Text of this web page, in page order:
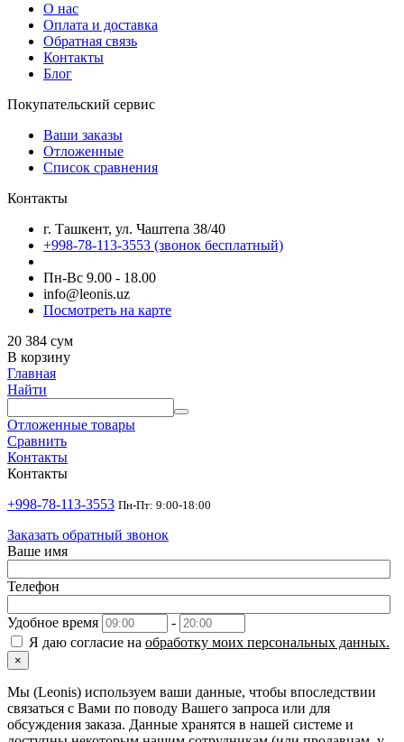
О нас
Оплата и доставка
Обратная связь
Контакты
Блог
Покупательский сервис
Ваши заказы
Отложенные
Список сравнения
Контакты
г. Ташкент, ул. Чаштепа 38/40
+998-78-113-3553 (звонок бесплатный)
Пн-Вс 9.00 - 18.00
info@leonis.uz
Посмотреть на карте
20 384 сум
В корзину
Главная
Найти
Отложенные товары
Сравнить
Контакты
Контакты
+998-78-113-3553 Пн-Пт: 9:00-18:00
Заказать обратный звонок
Ваше имя
Телефон
Удобное время
-
Я даю согласие на обработку моих персональных данных.
×
Мы (Leonis) используем ваши данные, чтобы впоследствии
связаться с Вами по поводу Вашего запроса или для
обсуждения заказа. Данные хранятся в нашей системе и